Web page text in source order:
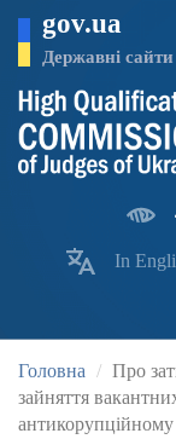
основного
матеріалу
gov.ua
Державні
In
Головна
Про
зайняття
антикорупційному